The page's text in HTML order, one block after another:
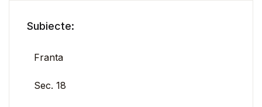
Subiecte:
Franta
Sec. 18